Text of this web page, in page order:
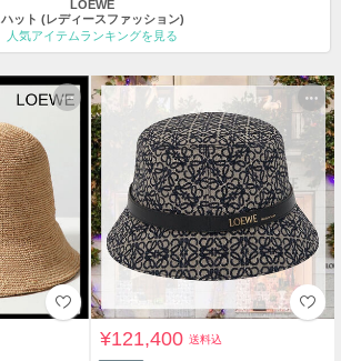
LOEWE
ハット (レディースファッション)
人気アイテムランキングを見る
¥121,400送料込